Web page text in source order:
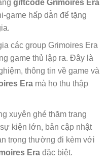
giftcode Grimoires Era
game hấp dẫn để tặng
các group Grimoires Era
game thủ lập ra. Đây là
thông tin về game và
Eramà họ thu thập
xuyên ghé thăm trang
kiện lớn, bản cập nhật
trọng thường đi kèm với
Erađặc biệt.